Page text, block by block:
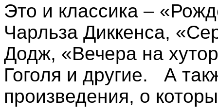
Это и классика –
Чарльза Диккенса,
Додж, «Вечера на
Гоголя и другие. А
произведения, о